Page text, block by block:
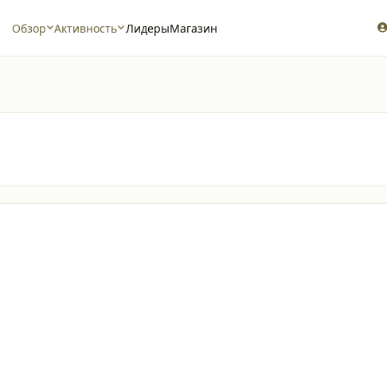
Обзор Активность ЛидерыМагазин